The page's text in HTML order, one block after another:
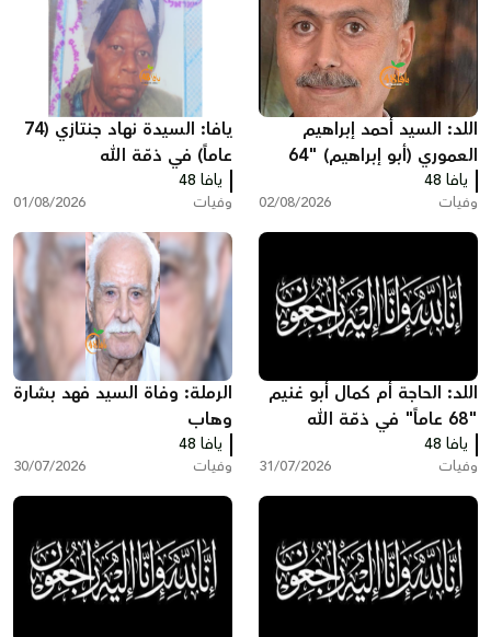
اللد: السيد أحمد إبراهيم
العموري (أبو إبراهيم) "64
عاماً" في ذمّة الله
يافا 48
وفيات 02/08/2026
يافا: السيدة نهاد جنتازي (74
عاماً) في ذمّة الله
يافا 48
وفيات 01/08/2026
اللد: الحاجة أم كمال أبو غنيم
"68 عاماً" في ذمّة الله
يافا 48
وفيات 31/07/2026
الرملة: وفاة السيد فهد بشارة
وهاب
يافا 48
وفيات 30/07/2026